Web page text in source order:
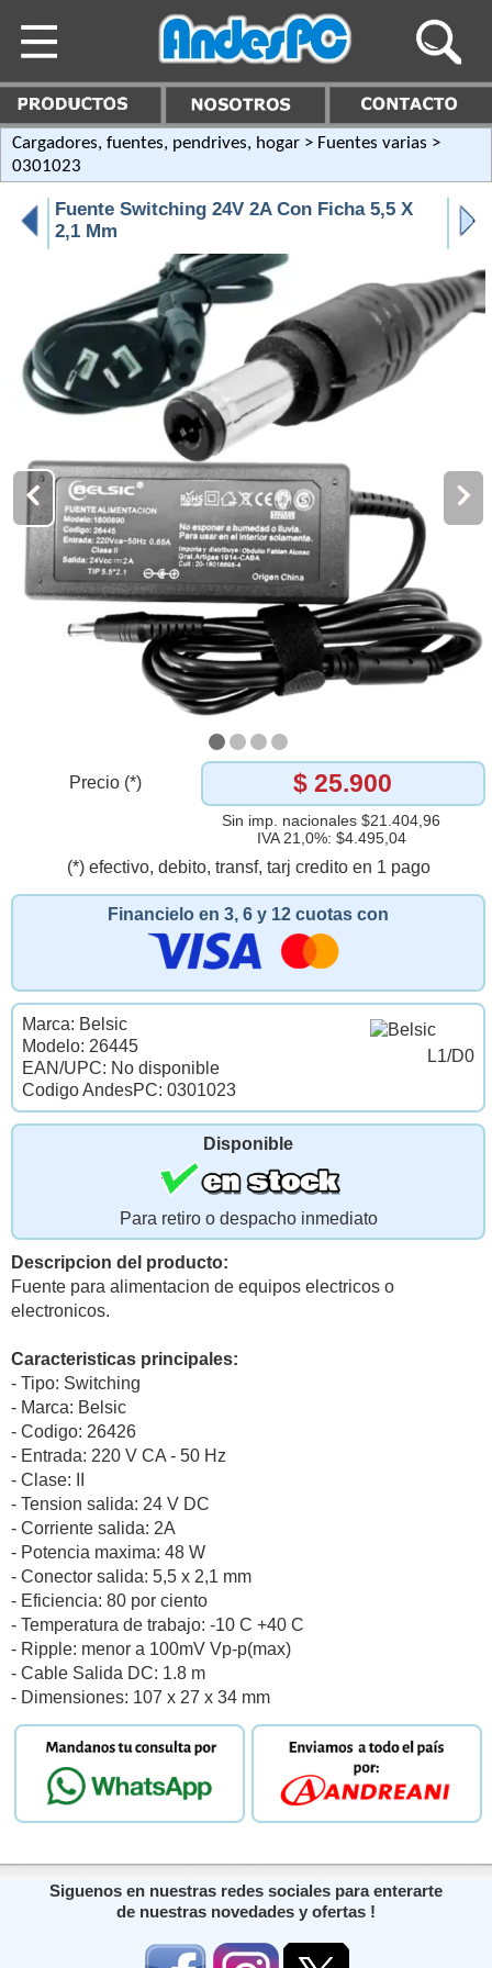
Cargadores, fuentes, pendrives, hogar > Fuentes varias >
0301023
Fuente Switching 24V 2A Con Ficha 5,5 X
2,1 Mm
Precio (*) $ 25.900
Sin imp. nacionales $21.404,96
IVA 21,0%: $4.495,04
(*) efectivo, debito, transf, tarj credito en 1 pago
Financielo en 3, 6 y 12 cuotas con
L1/D0
Marca: Belsic
Modelo: 26445
EAN/UPC: No disponible
Codigo AndesPC: 0301023
Disponible
Para retiro o despacho inmediato
Descripcion del producto:
Fuente para alimentacion de equipos electricos o
electronicos.
Caracteristicas principales:
- Tipo: Switching
- Marca: Belsic
- Codigo: 26426
- Entrada: 220 V CA - 50 Hz
- Clase: II
- Tension salida: 24 V DC
- Corriente salida: 2A
- Potencia maxima: 48 W
- Conector salida: 5,5 x 2,1 mm
- Eficiencia: 80 por ciento
- Temperatura de trabajo: -10 C +40 C
- Ripple: menor a 100mV Vp-p(max)
- Cable Salida DC: 1.8 m
- Dimensiones: 107 x 27 x 34 mm
Siguenos en nuestras redes sociales para enterarte
de nuestras novedades y ofertas !